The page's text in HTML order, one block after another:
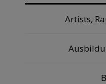
Artists,